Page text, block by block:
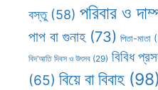
বস্তু(58) পরিবার ও
পাপ বা গুনাহ(73) পিতা-মাতা
বিদ’আতি দিবস ও উৎসব (29) বিবিধ
(65) বিয়ে বা বিবাহ (98)